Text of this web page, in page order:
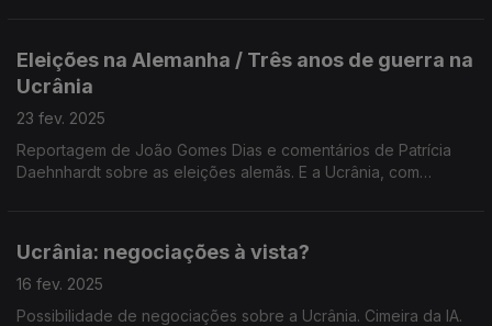
Eleições na Alemanha / Três anos de guerra na
Ucrânia
23 fev. 2025
Reportagem de João Gomes Dias e comentários de Patrícia
Daehnhardt sobre as eleições alemãs. E a Ucrânia, com
Ucrânia: negociações à vista?
16 fev. 2025
Possibilidade de negociações sobre a Ucrânia. Cimeira da IA.